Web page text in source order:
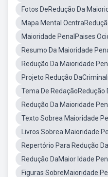
Fotos DeRedução Da
Mapa Mental
Maioridade PenalPaises
Resumo Da Maioridade
Redução Da Maioridade
Projeto Redução
Tema De RedaçãoRedução
Redução Da Maioridade
Texto Sobrea Maioridade
Livros Sobrea Maioridade
Repertório Para Redução
Redução DaMaior Idade
Figuras SobreMaioridade